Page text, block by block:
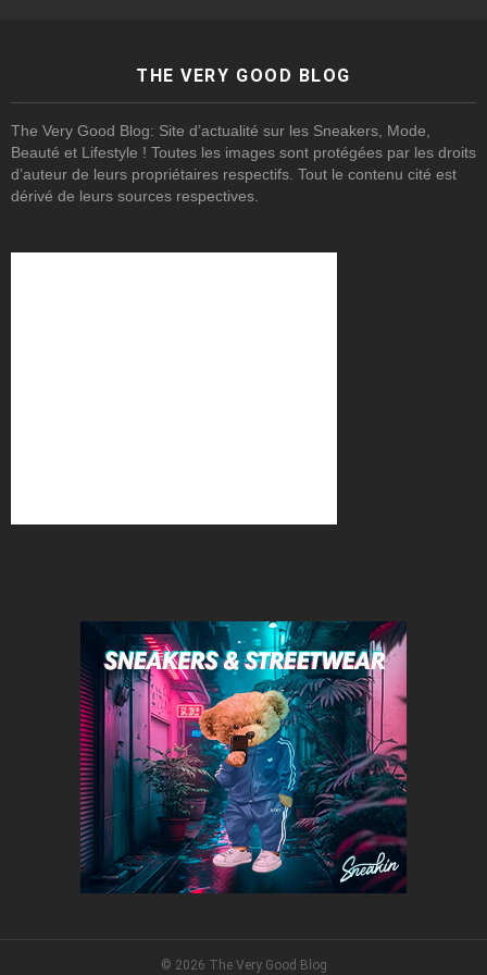
THE VERY GOOD BLOG
The Very Good Blog: Site d’actualité sur les Sneakers, Mode,
Beauté et Lifestyle ! Toutes les images sont protégées par les droits
d’auteur de leurs propriétaires respectifs. Tout le contenu cité est
dérivé de leurs sources respectives.
© 2026 The Very Good Blog